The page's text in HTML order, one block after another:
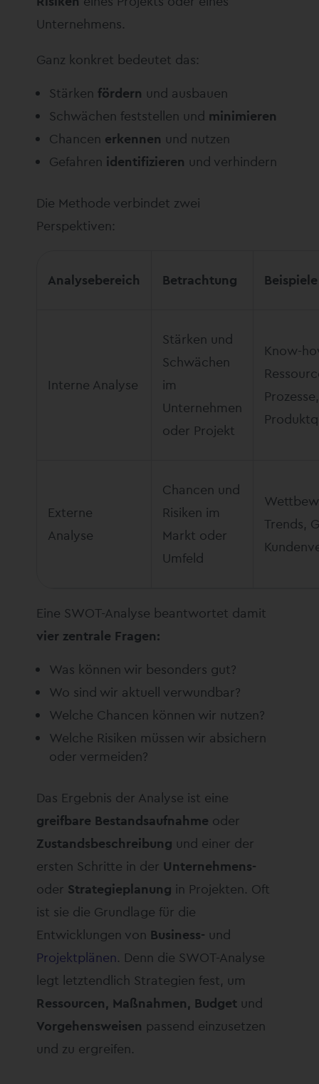
Unternehmens.
Ganz konkret bedeutet das:
Stärken fördern und ausbauen
Schwächen feststellen und minimieren
Chancen erkennen und nutzen
Gefahren identifizieren und verhindern
Die Methode verbindet zwei
Perspektiven:
Analysebereich Betrachtung Beispiele
Interne Analyse
Stärken und
Schwächen
im
Unternehmen
oder Projekt
Know-
Prozesse,
Externe
Analyse
Chancen und
Risiken im
Markt oder
Umfeld
Trends,
Eine SWOT-Analyse beantwortet damit
vier zentrale Fragen:
Was können wir besonders gut?
Wo sind wir aktuell verwundbar?
Welche Chancen können wir nutzen?
Welche Risiken müssen wir absichern
oder vermeiden?
Das Ergebnis der Analyse ist eine
greifbare Bestandsaufnahme oder
Zustandsbeschreibung und einer der
ersten Schritte in der Unternehmens-
oder Strategieplanung in Projekten. Oft
ist sie die Grundlage für die
Entwicklungen von Business- und
Projektplänen. Denn die SWOT-Analyse
legt letztendlich Strategien fest, um
Ressourcen, Maßnahmen, Budget und
Vorgehensweisen passend einzusetzen
und zu ergreifen.